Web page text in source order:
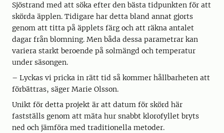
Sjöstrand med att söka efter den bästa tidpunkten för att
skörda äpplen. Tidigare har detta bland annat gjorts
genom att titta på äpplets färg och att räkna antalet
dagar från blomning. Men båda dessa parametrar kan
variera starkt beroende på solmängd och temperatur
under säsongen.
– Lyckas vi pricka in rätt tid så kommer hållbarheten att
förbättras, säger Marie Olsson.
Unikt för detta projekt är att datum för skörd här
fastställs genom att mäta hur snabbt klorofyllet bryts
ned och jämföra med traditionella metoder.